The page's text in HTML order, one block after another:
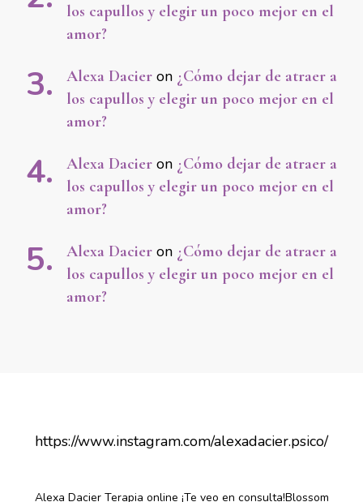
los capullos y elegir un poco mejor en el
amor?
Alexa Dacier on ¿Cómo dejar de atraer a
los capullos y elegir un poco mejor en el
amor?
Alexa Dacier on ¿Cómo dejar de atraer a
los capullos y elegir un poco mejor en el
amor?
Alexa Dacier on ¿Cómo dejar de atraer a
los capullos y elegir un poco mejor en el
amor?
https://www.instagram.com/alexadacier.psico/
Alexa Dacier Terapia online ¡Te veo en consulta!Blossom